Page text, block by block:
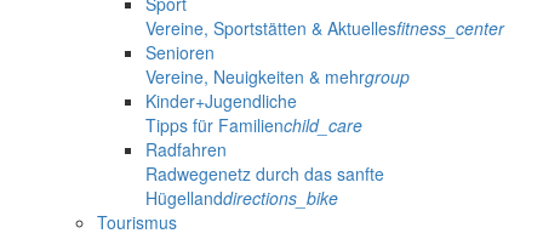
Vereine, Sportstätten & Aktuellesfitness_center
Senioren
Vereine, Neuigkeiten & mehrgroup
Kinder+Jugendliche
Tipps für Familienchild_care
Radfahren
Radwegenetz durch das sanfte
Hügellanddirections_bike
Tourismus